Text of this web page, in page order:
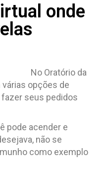
onde
No Oratório da
opções de
seus pedidos
pode acender e
não se
como exemplo